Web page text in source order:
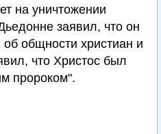
на уничтожении
заявил, что он
общности христиан и
что Христос был
пророком".